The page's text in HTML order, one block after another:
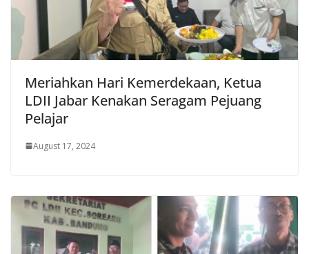
Meriahkan Hari Kemerdekaan, Ketua
LDII Jabar Kenakan Seragam Pejuang
Pelajar
August 17, 2024